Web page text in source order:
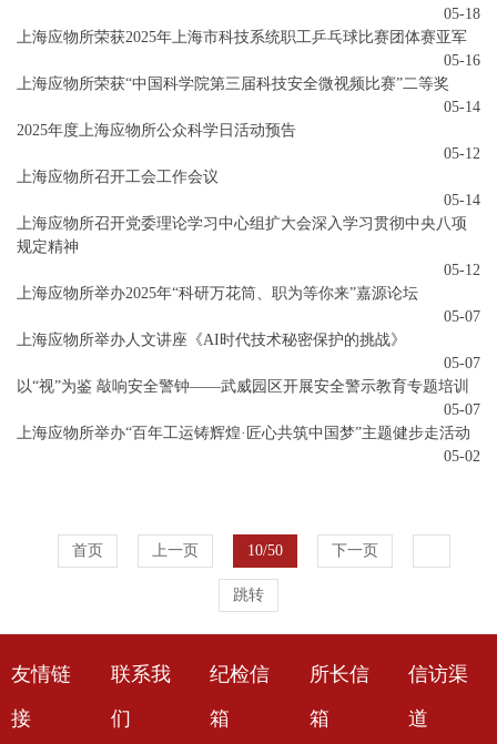
05-18
上海应物所荣获2025年上海市科技系统职工乒乓球比赛团体赛亚军
05-16
上海应物所荣获“中国科学院第三届科技安全微视频比赛”二等奖
05-14
2025年度上海应物所公众科学日活动预告
05-12
上海应物所召开工会工作会议
05-14
上海应物所召开党委理论学习中心组扩大会深入学习贯彻中央八项
规定精神
05-12
上海应物所举办2025年“科研万花筒、职为等你来”嘉源论坛
05-07
上海应物所举办人文讲座《AI时代技术秘密保护的挑战》
05-07
以“视”为鉴 敲响安全警钟——武威园区开展安全警示教育专题培训
05-07
上海应物所举办“百年工运铸辉煌·匠心共筑中国梦”主题健步走活动
05-02
首页 上一页 10/50 下一页
跳转
友情链
接
联系我
们
纪检信
箱
所长信
箱
信访渠
道